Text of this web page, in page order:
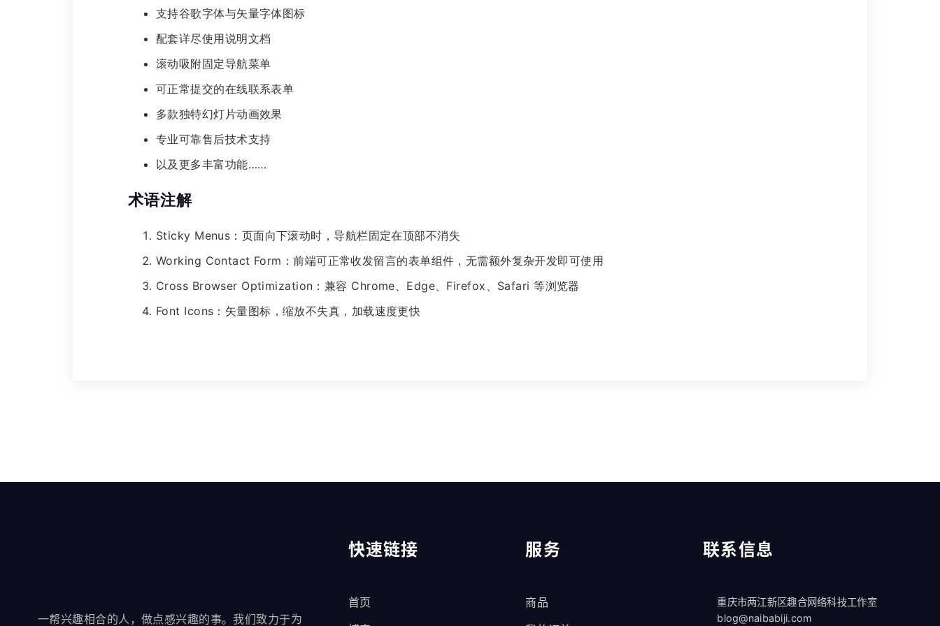
支持谷歌字体与矢量字体图标
配套详尽使用说明文档
滚动吸附固定导航菜单
可正常提交的在线联系表单
多款独特幻灯片动画效果
专业可靠售后技术支持
以及更多丰富功能……
术语注解
Sticky Menus：页面向下滚动时，导航栏固定在顶部不消失
Working Contact Form：前端可正常收发留言的表单组件，无需额外复杂开发即可使用
Cross Browser Optimization：兼容 Chrome、Edge、Firefox、Safari 等浏览器
Font Icons：矢量图标，缩放不失真，加载速度更快
一帮兴趣相合的人，做点感兴趣的事。我们致力于为
快速链接
首页
服务
商品
联系信息
重庆市两江新区趣合网络科技工作室
blog@naibabiji.com